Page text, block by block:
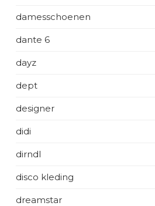
damesschoenen
dante 6
dayz
dept
designer
didi
dirndl
disco kleding
dreamstar